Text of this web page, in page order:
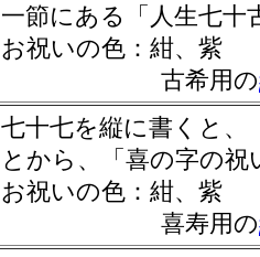
一節にある「人生七十
お祝いの色：紺、紫
古希用の
七十七を縦に書くと、
とから、「喜の字の
お祝いの色：紺、紫
喜寿用の